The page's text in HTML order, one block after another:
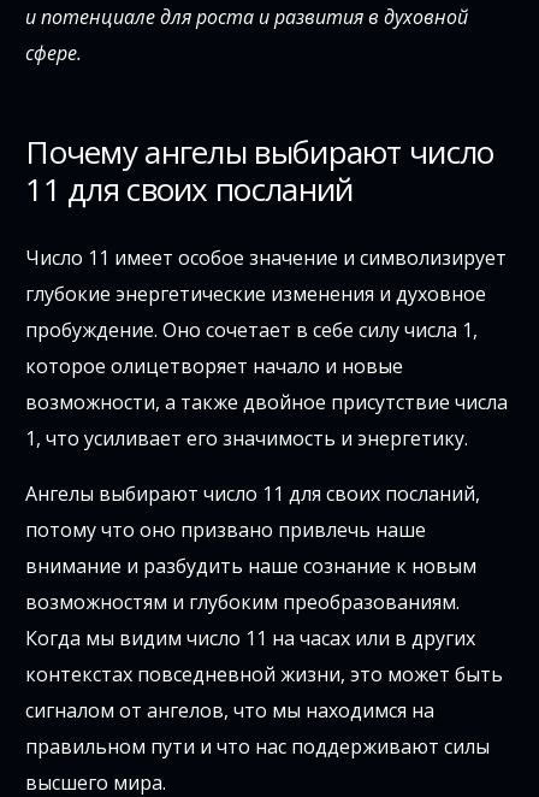
и потенциале для роста и развития в духовной
сфере.
Почему ангелы выбирают число
11 для своих посланий
Число 11 имеет особое значение и символизирует
глубокие энергетические изменения и духовное
пробуждение. Оно сочетает в себе силу числа 1,
которое олицетворяет начало и новые
возможности, а также двойное присутствие числа
1, что усиливает его значимость и энергетику.
Ангелы выбирают число 11 для своих посланий,
потому что оно призвано привлечь наше
внимание и разбудить наше сознание к новым
возможностям и глубоким преобразованиям.
Когда мы видим число 11 на часах или в других
контекстах повседневной жизни, это может быть
сигналом от ангелов, что мы находимся на
правильном пути и что нас поддерживают силы
высшего мира.